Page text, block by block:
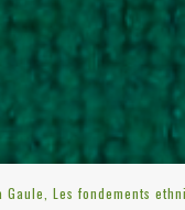
Gaule, Les fondements